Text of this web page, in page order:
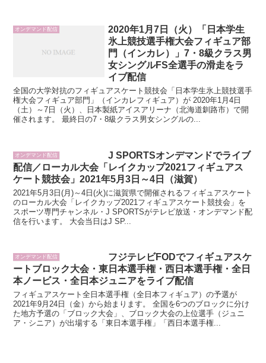
オンデマンド配信
2020年1月7日（火）「日本学生
氷上競技選手権大会フィギュア部
門（インカレ）」7・8級クラス男
女シングルFS全選手の滑走をラ
イブ配信
全国の大学対抗のフィギュアスケート競技会「日本学生氷上競技選手
権大会フィギュア部門」（インカレフィギュア）が 2020年1月4日
（土）～7日（火）、日本製紙アイスアリーナ（北海道釧路市）で開
催されます。 最終日の7・8級クラス男女シングルの...
オンデマンド配信
J SPORTSオンデマンドでライブ
配信／ローカル大会「レイクカップ2021フィギュアス
ケート競技会」2021年5月3日～4日（滋賀）
2021年5月3日(月)～4日(火)に滋賀県で開催されるフィギュアスケート
のローカル大会「レイクカップ2021フィギュアスケート競技会」を
スポーツ専門チャンネル・J SPORTSがテレビ放送・オンデマンド配
信を行います。 大会当日はJ SP...
オンデマンド配信
フジテレビFODでフィギュアスケ
ートブロック大会・東日本選手権・西日本選手権・全日
本ノービス・全日本ジュニアをライブ配信
フィギュアスケート全日本選手権（全日本フィギュア）の予選が
2021年9月24日（金）から始まります。 全国を6つのブロックに分け
た地方予選の「ブロック大会」、ブロック大会の上位選手（ジュニ
ア・シニア）が出場する「東日本選手権」「西日本選手権...